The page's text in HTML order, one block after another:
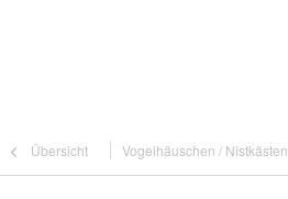
Übersicht Vogelhäuschen / Nistkästen